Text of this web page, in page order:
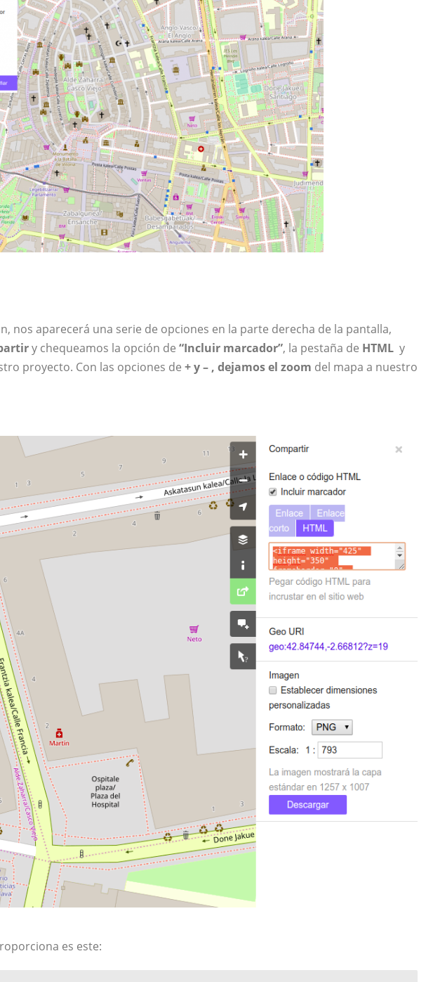
nos aparecerá una serie de opciones en la parte derecha de la pantalla,
y chequeamos la opción de “Incluir marcador”, la pestaña de HTML y
proyecto. Con las opciones de + y – , dejamos el zoom del mapa a nuestro
es este: